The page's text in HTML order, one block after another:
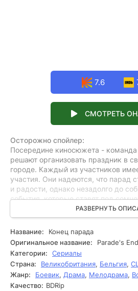
7.6
СМОТРЕТЬ
Осторожно спойлер:
Посередине киносюжета -
решают организовать праздник в
городе. Каждый из участников
участия. Они надеются, что парад
и радости, однако незадолго до
события, которые ставят под
момент полного проявления
из организаторов исчезает при
обстоятельствах, что вызывает
Это событие запускает череду
разговоров, которые анализируют
тайны каждого участника, но
их отношениях. В процессе
начинают выяснять, кто из них
исчезновению. Они допрашивают
РАЗВЕРНУТЬ
Название:
Конец парада
Оригинальное название:
Parade's End
Категории:
Сериалы
Страна:
Великобритания, Бельгия,
Жанр:
Боевик, Драма, Мелодрама,
Качество: BDRip